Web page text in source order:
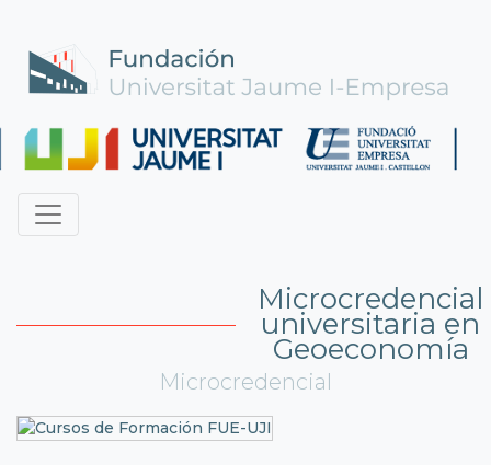
Microcredencial
universitaria en
Geoeconomía
Microcredencial